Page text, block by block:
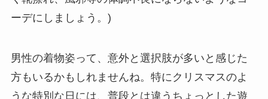
ーデにしましょう。)
男性の着物姿って、意外と選択肢が多いと感じた
方もいるかもしれませんね。特にクリスマスのよ
うな特別な日には、普段とは違うちょっとした遊